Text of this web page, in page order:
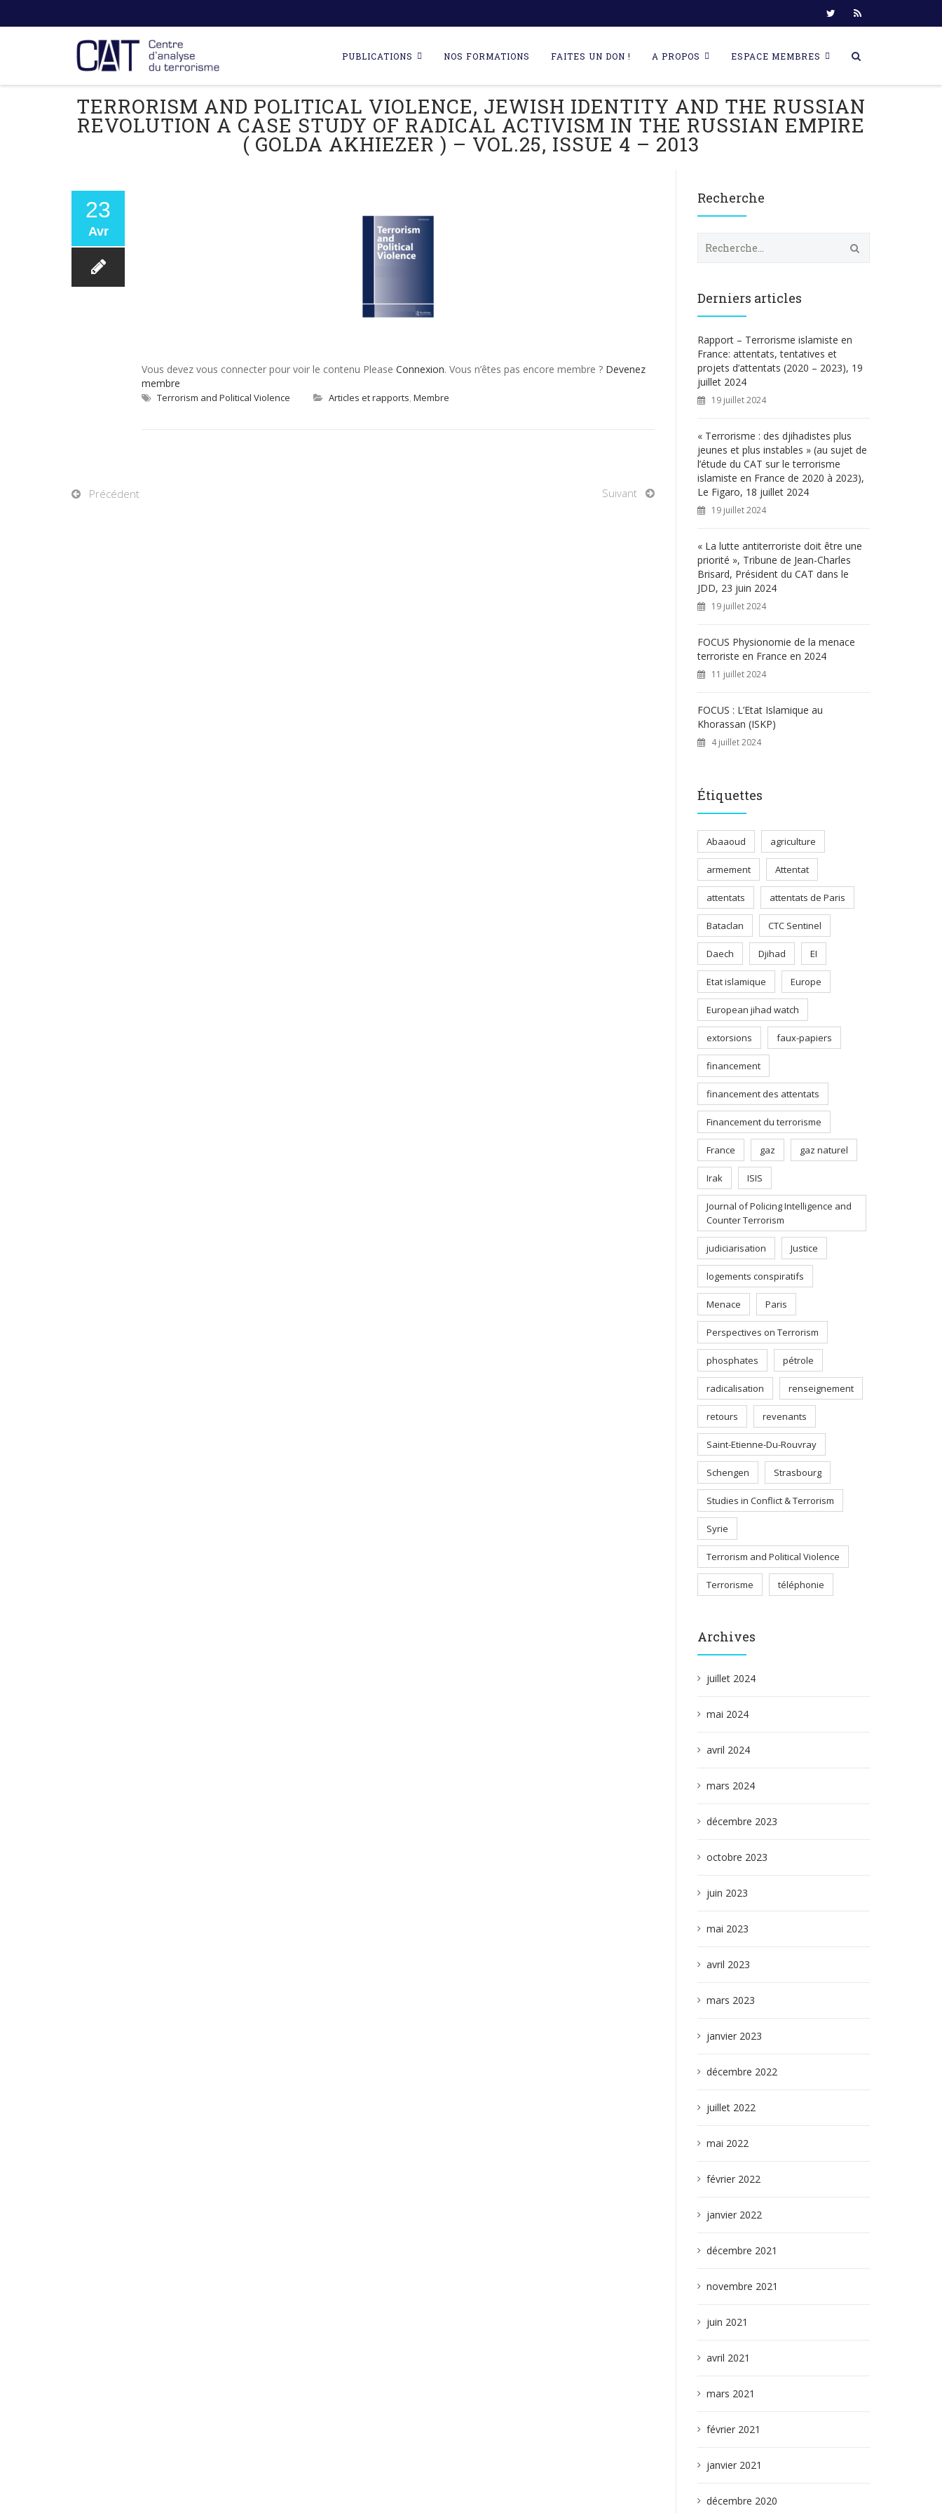
content
PUBLICATIONS NOS FORMATIONS FAITES UN DON ! A PROPOS ESPACE MEMBRES
TERRORISM AND POLITICAL VIOLENCE, JEWISH IDENTITY AND THE RUSSIAN
REVOLUTION A CASE STUDY OF RADICAL ACTIVISM IN THE RUSSIAN EMPIRE
( GOLDA AKHIEZER ) – VOL.25, ISSUE 4 – 2013
23
Avr
Vous devez vous connecter pour voir le contenu Please Connexion. Vous n’êtes pas encore membre ? Devenez
membre
Terrorism and Political Violence Articles et rapports, Membre
Précédent Suivant
Recherche
e
h
e
r
:
Derniers articles
Rapport – Terrorisme islamiste en
France: attentats, tentatives et
projets d’attentats (2020 – 2023), 19
juillet 2024
19 juillet 2024
« Terrorisme : des djihadistes plus
jeunes et plus instables » (au sujet de
l’étude du CAT sur le terrorisme
islamiste en France de 2020 à 2023),
Le Figaro, 18 juillet 2024
19 juillet 2024
« La lutte antiterroriste doit être une
priorité », Tribune de Jean-Charles
Brisard, Président du CAT dans le
JDD, 23 juin 2024
19 juillet 2024
FOCUS Physionomie de la menace
terroriste en France en 2024
11 juillet 2024
FOCUS : L’Etat Islamique au
Khorassan (ISKP)
4 juillet 2024
Étiquettes
Abaaoud agriculture
armement Attentat
attentats attentats de Paris
Bataclan CTC Sentinel
Daech Djihad EI
Etat islamique Europe
European jihad watch
extorsions faux-papiers
financement
financement des attentats
Financement du terrorisme
France gaz gaz naturel
Irak ISIS
Journal of Policing Intelligence and
Counter Terrorism
judiciarisation Justice
logements conspiratifs
Menace Paris
Perspectives on Terrorism
phosphates pétrole
radicalisation renseignement
retours revenants
Saint-Etienne-Du-Rouvray
Schengen Strasbourg
Studies in Conflict & Terrorism
Syrie
Terrorism and Political Violence
Terrorisme téléphonie
Archives
juillet 2024
mai 2024
avril 2024
mars 2024
décembre 2023
octobre 2023
juin 2023
mai 2023
avril 2023
mars 2023
janvier 2023
décembre 2022
juillet 2022
mai 2022
février 2022
janvier 2022
décembre 2021
novembre 2021
juin 2021
avril 2021
mars 2021
février 2021
janvier 2021
décembre 2020